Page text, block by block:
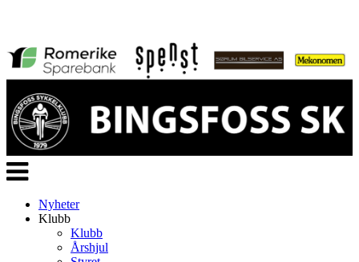
Veksle
navigasjon
Nyheter
Klubb
Klubb
Årshjul